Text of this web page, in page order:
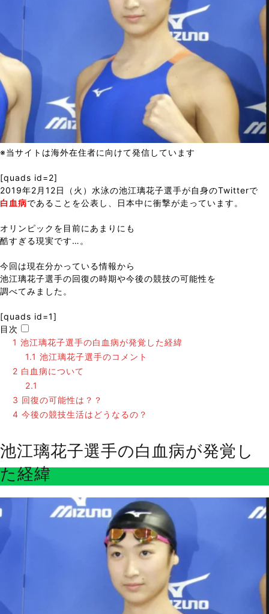
※当サイトは海外在住者に向けて発信しています
[quads id=2]
2019年2月12日（火）水泳の池江璃花子選手が自身のTwitterで
白血病であることを公表し、日本中に衝撃が走っています。
オリンピックを目前にあまりにも
酷すぎる現実です…。
今回は現在分かっている情報から
池江璃花子選手の回復の時期や今後の競技の可能性を
調べてみました。
[quads id=1]
目次
1 池江璃花子選手の白血病が発覚した経緯
1.1 池江璃花子選手のコメント
2 白血病について
2.1
3 回復の可能性は？？
4 今後の競技生活はどうなるの？
池江璃花子選手の白血病が発覚し
た経緯